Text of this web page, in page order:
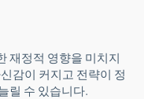
재정적 영향을 미치지
감이 커지고 전략이 정
릴 수 있습니다.